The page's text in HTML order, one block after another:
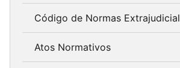
Código de Normas Extrajudicial
Atos Normativos